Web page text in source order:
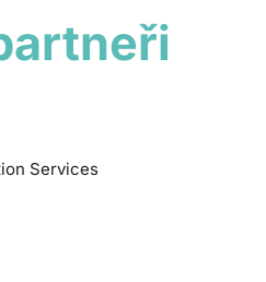
Services